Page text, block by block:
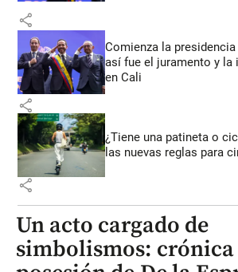
share
Comienza la
así fue el juramento y la
en Cali
share
¿Tiene una patineta o
las nuevas reglas para
share
Un acto cargado de
simbolismos: crónica